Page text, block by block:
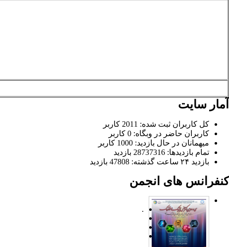
آمار سایت
کل کاربران ثبت شده: 2011 کاربر
کاربران حاضر در وبگاه: 0 کاربر
میهمانان در حال بازدید: 1000 کاربر
تمام بازدید‌ها: 28737316 بازدید
بازدید ۲۴ ساعت گذشته: 47808 بازدید
کنفرانس های انجمن
.